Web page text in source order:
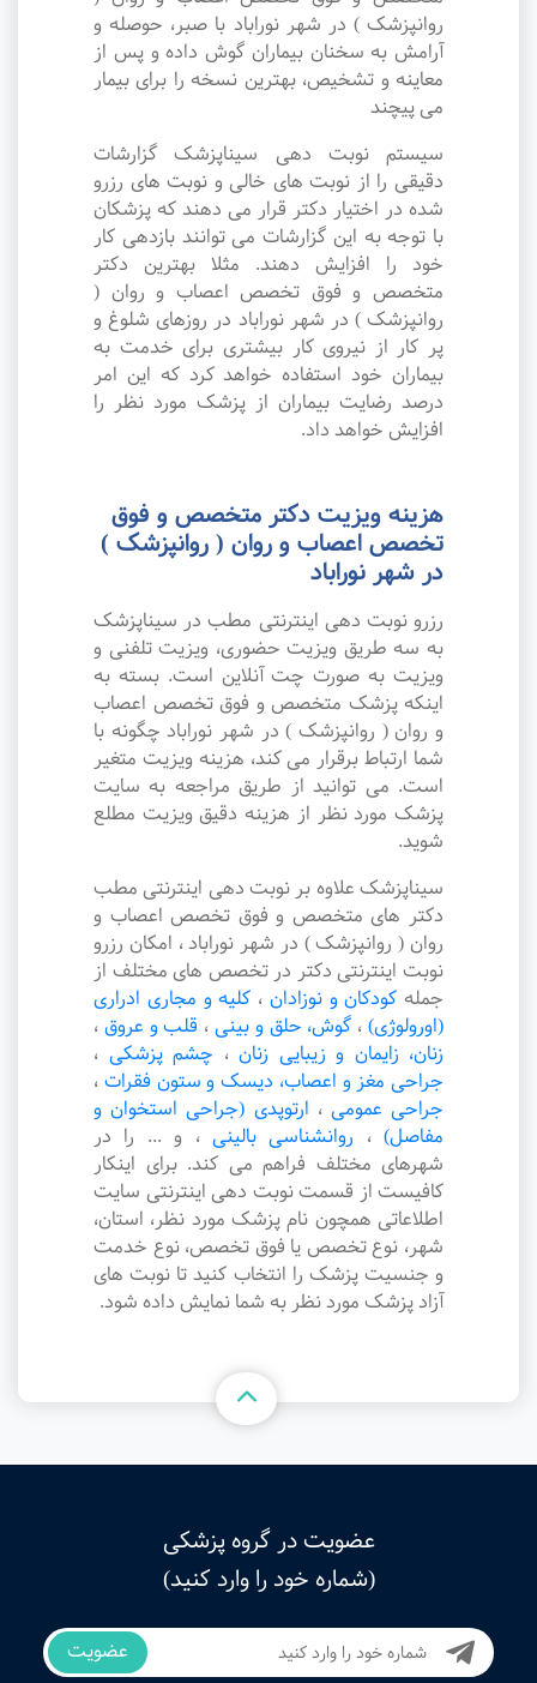
روانپزشک ) در شهر نوراباد با صبر، حوصله و
آرامش به سخنان بیماران گوش داده و پس از
معاینه و تشخیص، بهترین نسخه را برای بیمار
می پیچند
سیستم نوبت دهی سیناپزشک گزارشات
دقیقی را از نوبت های خالی و نوبت های رزرو
شده در اختیار دکتر قرار می دهند که پزشکان
با توجه به این گزارشات می توانند بازدهی کار
خود را افزایش دهند. مثلا بهترین دکتر
متخصص و فوق تخصص اعصاب و روان (
روانپزشک ) در شهر نوراباد در روزهای شلوغ و
پر کار از نیروی کار بیشتری برای خدمت به
بیماران خود استفاده خواهد کرد که این امر
درصد رضایت بیماران از پزشک مورد نظر را
افزایش خواهد داد.
هزینه ویزیت دکتر متخصص و فوق
تخصص اعصاب و روان ( روانپزشک )
در شهر نوراباد
رزرو نوبت دهی اینترنتی مطب در سیناپزشک
به سه طریق ویزیت حضوری، ویزیت تلفنی و
ویزیت به صورت چت آنلاین است. بسته به
اینکه پزشک متخصص و فوق تخصص اعصاب
و روان ( روانپزشک ) در شهر نوراباد چگونه با
شما ارتباط برقرار می کند، هزینه ویزیت متغیر
است. می توانید از طریق مراجعه به سایت
پزشک مورد نظر از هزینه دقیق ویزیت مطلع
شوید.
سیناپزشک علاوه بر نوبت دهی اینترنتی مطب
دکتر های متخصص و فوق تخصص اعصاب و
روان ( روانپزشک ) در شهر نوراباد ، امکان رزرو
نوبت اینترنتی دکتر در تخصص های مختلف از
جمله کودکان و نوزادان ، کلیه و مجاری ادراری
(اورولوژی) ، گوش، حلق و بینی ، قلب و عروق ،
زنان، زایمان و زیبایی زنان ، چشم پزشکی ،
جراحی مغز و اعصاب، دیسک و ستون فقرات ،
جراحی عمومی ، ارتوپدی (جراحی استخوان و
مفاصل) ، روانشناسی بالینی ، و ... را در
شهرهای مختلف فراهم می کند. برای اینکار
کافیست از قسمت نوبت دهی اینترنتی سایت
اطلاعاتی همچون نام پزشک مورد نظر، استان،
شهر، نوع تخصص یا فوق تخصص، نوع خدمت
و جنسیت پزشک را انتخاب کنید تا نوبت های
آزاد پزشک مورد نظر به شما نمایش داده شود.
عضویت در گروه پزشکی
(شماره خود را وارد کنید)
عضویت